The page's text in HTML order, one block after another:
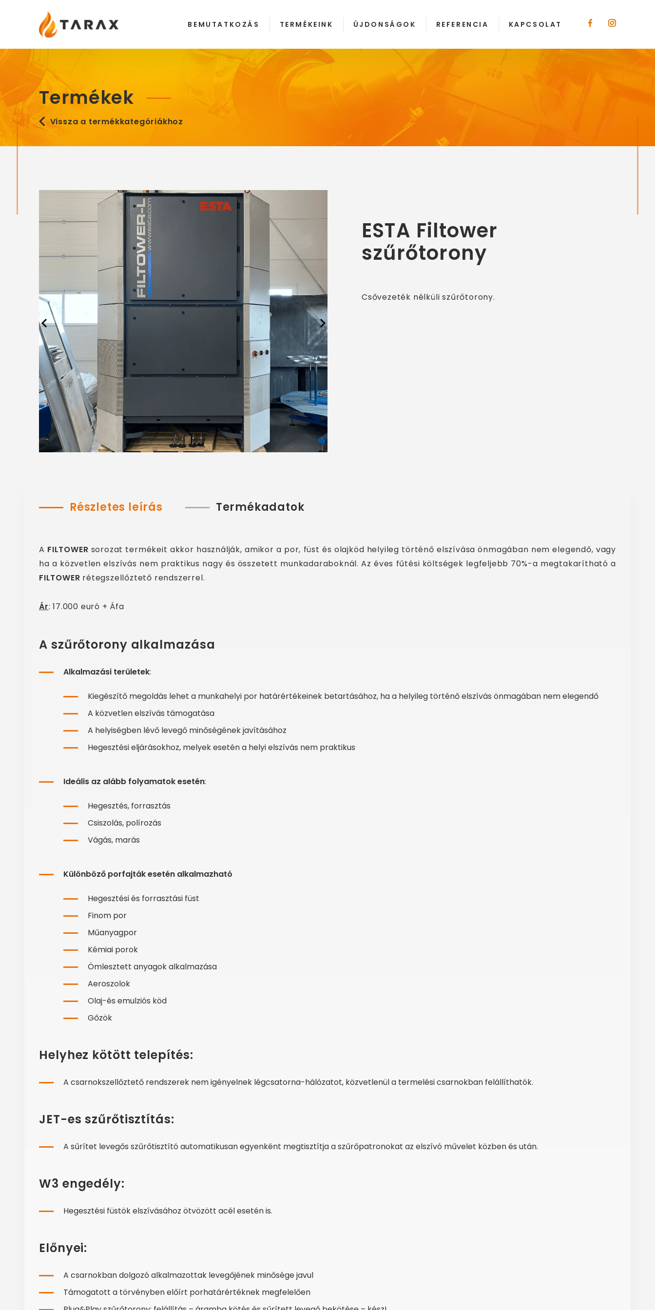
Tarax
BEMUTATKOZÁS TERMÉKEINK ÚJDONSÁGOK REFERENCIA KAPCSOLAT
Termékek
Vissza a termékkategóriákhoz
ESTA Filtower
szűrőtorony
Csővezeték nélküli szűrőtorony.
Részletes leírás Termékadatok
A FILTOWER sorozat termékeit akkor használják, amikor a por, füst és olajköd helyileg történő elszívása önmagában nem elegendő, vagy
ha a közvetlen elszívás nem praktikus nagy és összetett munkadaraboknál. Az éves fűtési költségek legfeljebb 70%-a megtakarítható a
FILTOWER rétegszellőztető rendszerrel.
Ár: 17.000 euró + Áfa
A szűrőtorony alkalmazása
Alkalmazási területek:
Kiegészítő megoldás lehet a munkahelyi por határértékeinek betartásához, ha a helyileg történő elszívás önmagában nem elegendő
A közvetlen elszívás támogatása
A helyiségben lévő levegő minőségének javításához
Hegesztési eljárásokhoz, melyek esetén a helyi elszívás nem praktikus
Ideális az alább folyamatok esetén:
Hegesztés, forrasztás
Csiszolás, polírozás
Vágás, marás
Különböző porfajták esetén alkalmazható
Hegesztési és forrasztási füst
Finom por
Műanyagpor
Kémiai porok
Ömlesztett anyagok alkalmazása
Aeroszolok
Olaj-és emulziós köd
Gőzök
Helyhez kötött telepítés:
A csarnokszellőztető rendszerek nem igényelnek légcsatorna-hálózatot, közvetlenül a termelési csarnokban felállíthatók.
JET-es szűrőtisztítás:
A sűrítet levegős szűrőtisztító automatikusan egyenként megtisztítja a szűrőpatronokat az elszívó művelet közben és után.
W3 engedély:
Hegesztési füstök elszívásához ötvözött acél esetén is.
Előnyei:
A csarnokban dolgozó alkalmazottak levegőjének minősége javul
Támogatott a törvényben előírt porhatárértéknek megfelelően